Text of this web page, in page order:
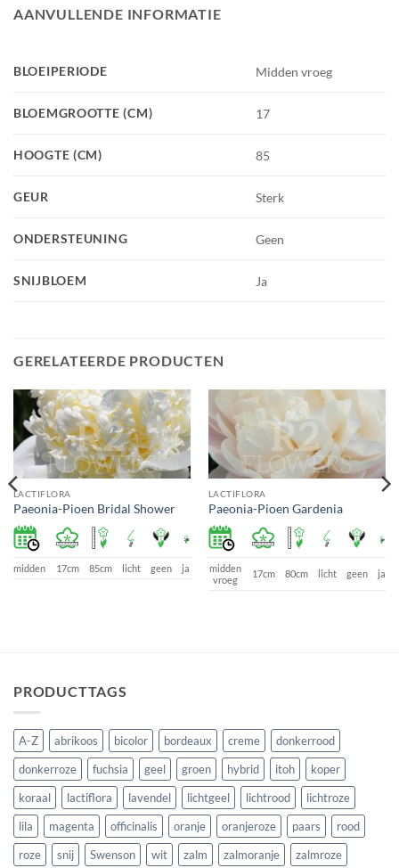
AANVULLENDE INFORMATIE
BLOEIPERIODE Midden vroeg
BLOEMGROOTTE (CM) 17
HOOGTE (CM) 85
GEUR Sterk
ONDERSTEUNING Geen
SNIJBLOEM Ja
GERELATEERDE PRODUCTEN
LACTIFLORA
Paeonia-Pioen Bridal Shower
midden 17cm 85cm licht geen ja
LACTIFLORA
Paeonia-Pioen Gardenia
midden
vroeg
17cm 80cm licht geen ja
PRODUCTTAGS
A-Z abrikoos bicolor bordeaux creme
donkerrood
donkerroze
fuchsia geel groen hybrid itoh
koper
koraal
lactiflora lavendel lichtgeel lichtrood
lichtroze
lila
magenta officinalis oranje oranjeroze paars
rood
roze
snij Swenson wit zalm zalmoranje zalmroze